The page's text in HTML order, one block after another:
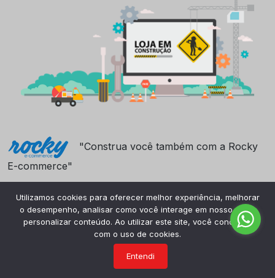
"Construa você também com a Rocky
E-commerce"
Utilizamos cookies para oferecer melhor experiência, melhorar
o desempenho, analisar como você interage em nosso site e
personalizar conteúdo. Ao utilizar este site, você concorda
com o uso de cookies.
Entendi